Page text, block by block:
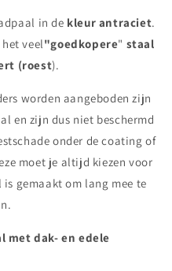
in de kleur antraciet.
het veel"goedkopere" staal
(roest).
worden aangeboden zijn
en zijn dus niet beschermd
onder de coating of
moet je altijd kiezen voor
gemaakt om lang mee te
met dak- en edele